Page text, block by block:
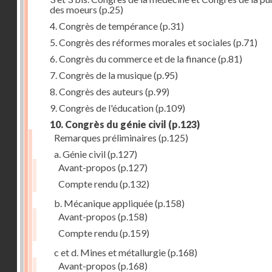
des moeurs (p.25)
4. Congrès de tempérance(p.31)
5. Congrès des réformes morales et sociales (p.71)
6. Congrès du commerce et de la finance(p.81)
7. Congrès de la musique(p.95)
8. Congrès des auteurs (p.99)
9. Congrès de l'éducation(p.109)
10. Congrès du génie civil (p.123)
Remarques préliminaires (p.125)
a. Génie civil(p.127)
Avant-propos (p.127)
Compte rendu(p.132)
b. Mécanique appliquée(p.158)
Avant-propos (p.158)
Compte rendu(p.159)
c et d. Mines et métallurgie(p.168)
Avant-propos (p.168)